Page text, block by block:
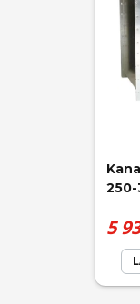
250-
5